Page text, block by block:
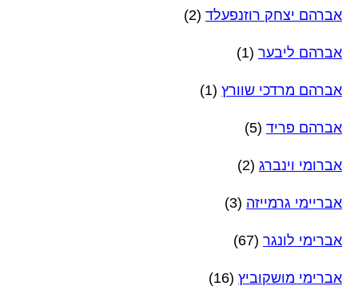
אברהם יצחק רוזנפעלד (2)
אברהם ליבער (1)
אברהם מרדכי שוורץ (1)
אברהם פריד (5)
אברומי וינברג (2)
אבריימי גרמייזה (3)
אברימי לונגר (67)
אברימי מושקוביץ (16)